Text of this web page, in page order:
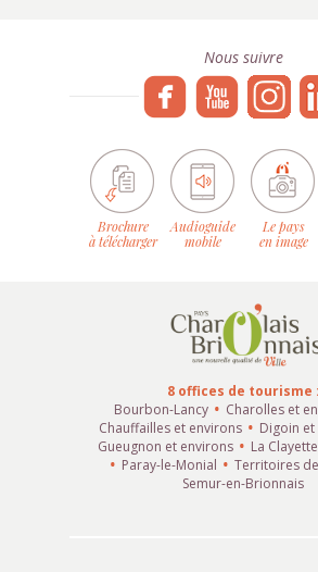
Nous suivre
Brochure
à télécharger
Audioguide
mobile
Le pays
en image
8 offices de tourisme :
Bourbon-Lancy
Charolles et
Chauffailles et environs
Digoin
Gueugnon et environs
La
Paray-le-Monial
Territoires
Semur-en-Brionnais